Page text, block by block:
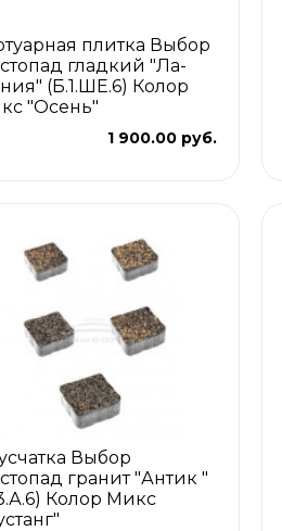
плитка Выбор
гладкий "Ла-
(Б.1.ШЕ.6) Колор
"Осень"
1 900.00 руб.
Выбор
гранит "Антик "
Колор Микс